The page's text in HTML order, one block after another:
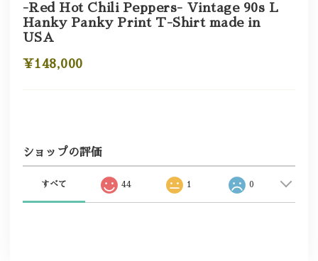
-Red Hot Chili Peppers- Vintage 90s L
Hanky Panky Print T-Shirt made in
USA
¥148,000
ショップの評価
すべて 44 1 0